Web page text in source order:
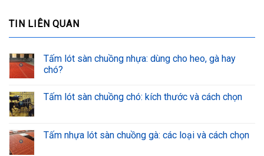
TIN LIÊN QUAN
Tấm lót sàn chuồng nhựa: dùng cho heo, gà hay
chó?
Tấm lót sàn chuồng chó: kích thước và cách chọn
Tấm nhựa lót sàn chuồng gà: các loại và cách chọn